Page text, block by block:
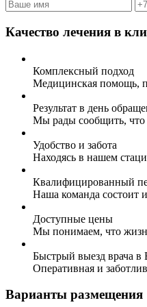
Качество лечения в
Комплексный подход
Медицинская помощь,
Результат в день
Мы рады сообщить, что
Удобство и забота
Находясь в нашем
Квалифицированный
Наша команда состоит
Доступные цены
Мы понимаем, что
Быстрый выезд врача в
Оперативная и
Варианты размещения